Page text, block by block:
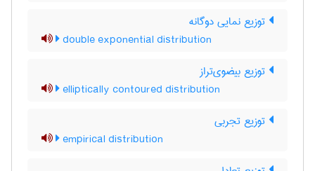
توزیع نمایی دوگانه
double exponential distribution
توزیع بیضوی‌تراز
elliptically contoured distribution
توزیع تجربی
empirical distribution